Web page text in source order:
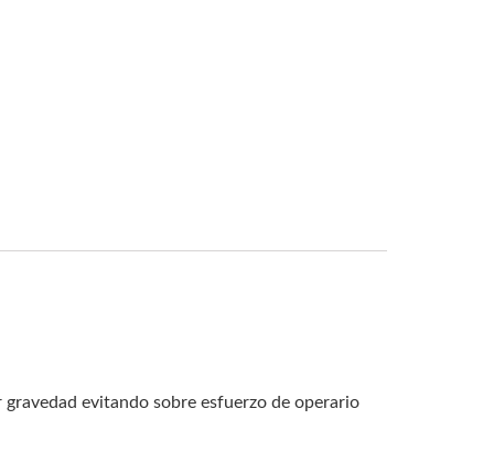
evitando sobre esfuerzo de operario